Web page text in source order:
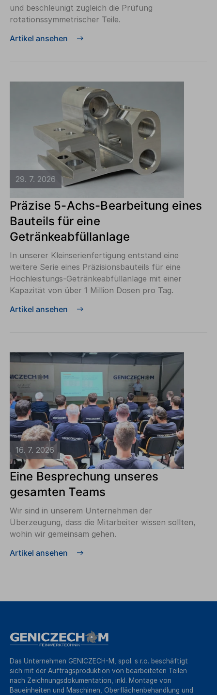
und beschleunigt zugleich die Prüfung
rotationssymmetrischer Teile.
Artikel ansehen
29. 7. 2026
Präzise 5-Achs-Bearbeitung eines
Bauteils für eine
Getränkeabfüllanlage
In unserer Kleinserienfertigung entstand eine
weitere Serie eines Präzisionsbauteils für eine
Hochleistungs-Getränkeabfüllanlage mit einer
Kapazität von über 1 Million Dosen pro Tag.
Artikel ansehen
16. 7. 2026
Eine Besprechung unseres
gesamten Teams
Wir sind in unserem Unternehmen der
Überzeugung, dass die Mitarbeiter wissen sollten,
wohin wir gemeinsam gehen.
Artikel ansehen
Das Unternehmen GENICZECH-M, spol. s r.o. beschäftigt
sich mit der Auftragsproduktion von bearbeiteten Teilen
nach Zeichnungsdokumentation, inkl. Montage von
Baueinheiten und Maschinen, Oberflächenbehandlung und